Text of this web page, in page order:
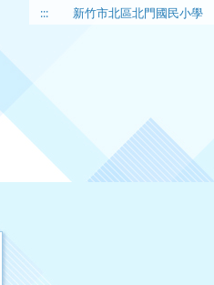
::: 新竹市北區北門國民小學